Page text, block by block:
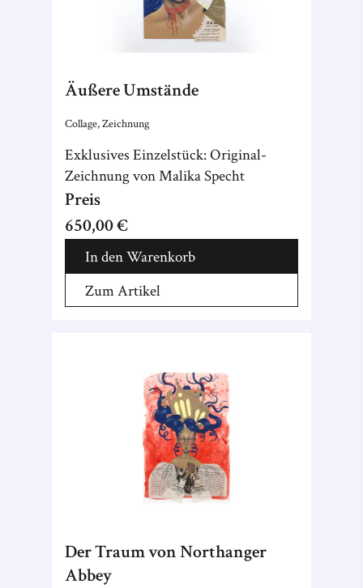
Äußere Umstände
Collage, Zeichnung
Exklusives Einzelstück: Original-
Zeichnung von Malika Specht
Preis
650,00 €
In den Warenkorb
Zum Artikel
Der Traum von Northanger
Abbey